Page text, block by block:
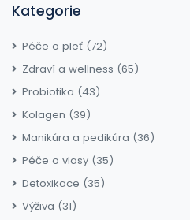
Kategorie
Péče o pleť (72)
Zdraví a wellness (65)
Probiotika (43)
Kolagen (39)
Manikúra a pedikúra (36)
Péče o vlasy (35)
Detoxikace (35)
Výživa (31)